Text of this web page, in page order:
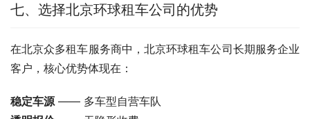
七、选择北京环球租车公司的优势
在北京众多租车服务商中，北京环球租车公司长期服务企业
客户，核心优势体现在：
稳定车源 —— 多车型自营车队